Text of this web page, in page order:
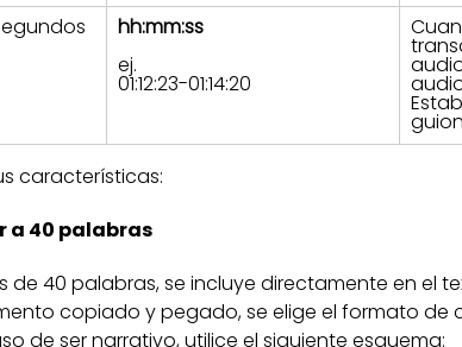
hh:mm:ss
ej.
01:12:23-01:14:20
características:
a 40 palabras
de 40 palabras, se incluye directamente en el
copiado y pegado, se elige el formato de
de ser narrativo, utilice el siguiente esquema: